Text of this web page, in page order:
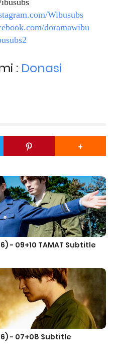
Wibusubs
doramawibu
: Donasi
- 09+10 TAMAT Subtitle
- 07+08 Subtitle